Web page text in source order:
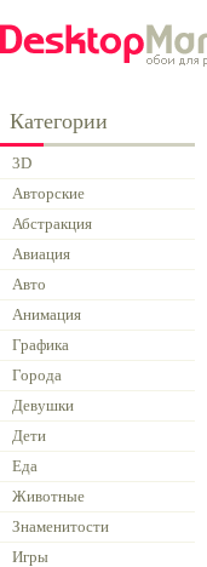
Категории
3D
Авторские
Абстракция
Авиация
Авто
Анимация
Графика
Города
Девушки
Дети
Еда
Животные
Знаменитости
Игры